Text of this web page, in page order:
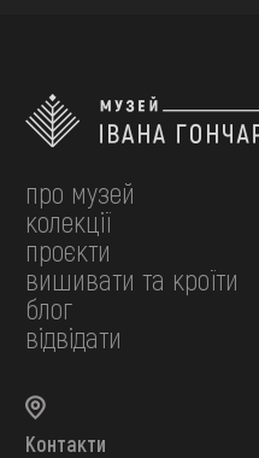
про музей
колекції
проєкти
вишивати та кроїти
блог
відвідати
Контакти